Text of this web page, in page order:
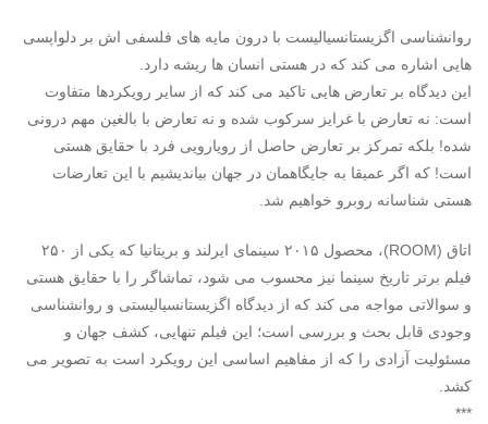
روانشناسی اگزیستانسیالیست با درون مایه های فلسفی اش بر دلواپسی
هایی اشاره می کند که در هستی انسان ها ریشه دارد.
این دیدگاه بر تعارض هایی تاکید می کند که از سایر رویکردها متفاوت
است: نه تعارض با غرایز سرکوب شده و نه تعارض با بالغین مهم درونی
شده! بلکه تمرکز بر تعارض حاصل از رویارویی فرد با حقایق هستی
است! که اگر عمیقا به جایگاهمان در جهان بیاندیشیم با این تعارضات
هستی شناسانه روبرو خواهیم شد.
اتاق (ROOM)، محصول ۲۰۱۵ سینمای ایرلند و بریتانیا که یکی از ۲۵۰
فیلم برتر تاریخ سینما نیز محسوب می شود، تماشاگر را با حقایق هستی
و سوالاتی مواجه می کند که از دیدگاه اگزیستانسیالیستی و روانشناسی
وجودی قابل بحث و بررسی است؛ این فیلم تنهایی، کشف جهان و
مسئولیت آزادی را که از مفاهیم اساسی این رویکرد است به تصویر می
کشد.
***